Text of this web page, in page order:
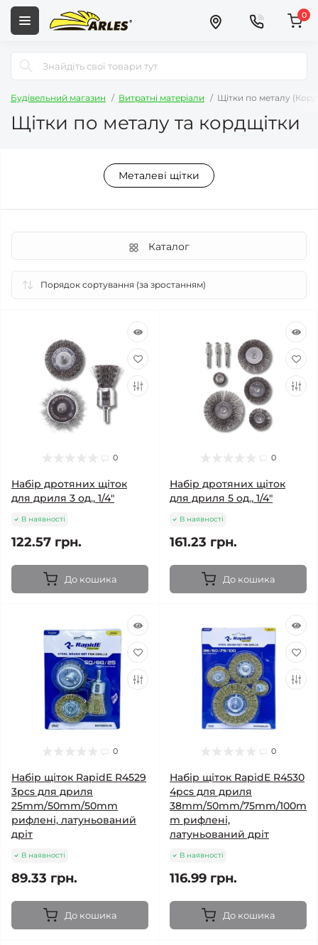
0
Будівельний магазин Витратні матеріали Щітки по металу
Щітки по металу та кордщітки
Металеві щітки
Каталог
0
Набір дротяних щіток
для дриля 3 од., 1/4"
В наявності
122.57 грн.
До кошика
0
Набір дротяних щіток
для дриля 5 од., 1/4"
В наявності
161.23 грн.
До кошика
0
Набір щіток RapidE R4529
3pcs для дриля
25mm/50mm/50mm
рифлені, латуньований
дріт
В наявності
89.33 грн.
До кошика
0
Набір щіток RapidE R4530
4pcs для дриля
38mm/50mm/75mm/100m
m рифлені,
латуньований дріт
В наявності
116.99 грн.
До кошика